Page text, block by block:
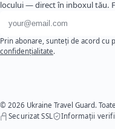
locului — direct în inboxul tău.
Adresă de e-mail
Prin abonare, sunteți de acord cu
confidențialitate.
© 2026 Ukraine Travel Guard.
Securizat SSL
Informații